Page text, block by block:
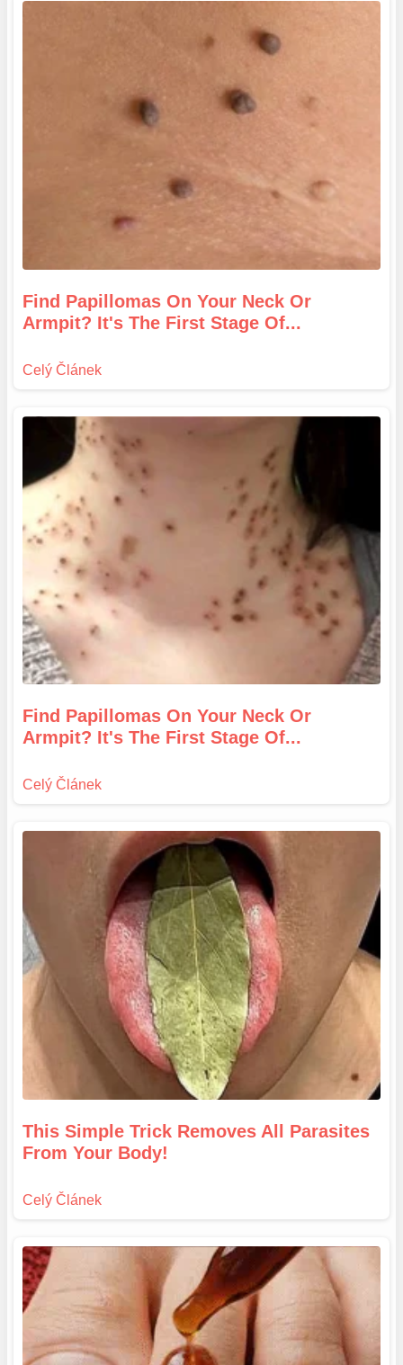
Find Papillomas On Your Neck Or
Armpit? It's The First Stage Of...
Find Papillomas On Your Neck Or
Armpit? It's The First Stage Of...
This Simple Trick Removes All Parasites
From Your Body!